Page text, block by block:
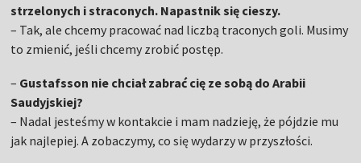
strzelonych i straconych. Napastnik się cieszy.
– Tak, ale chcemy pracować nad liczbą traconych goli. Musimy
to zmienić, jeśli chcemy zrobić postęp.
– Gustafsson nie chciał zabrać cię ze sobą do Arabii
Saudyjskiej?
– Nadal jesteśmy w kontakcie i mam nadzieję, że pójdzie mu
jak najlepiej. A zobaczymy, co się wydarzy w przyszłości.